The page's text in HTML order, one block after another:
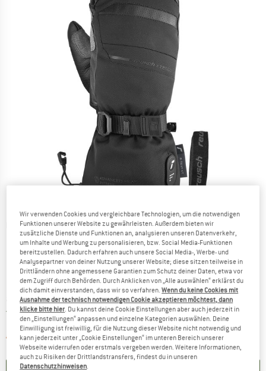
Detailansichten
Preis:CHF294.95 inkl. MwSt., zollfreie Lieferung
Versandkostenfrei(CH)Schweiz. Informationen zu den
Artikel zur Zeit leider ausverkauftDer Link öffnet sich in einer Infobox
Wir verwenden Cookies und vergleichbare Technologien, um die notwendigen
Funktionen unserer Website zu gewährleisten. Außerdem bieten wir
zusätzliche Dienste und Funktionen an, analysieren unseren Datenverkehr,
um Inhalte und Werbung zu personalisieren, bzw. Social Media-Funktionen
bereitzustellen. Dadurch erfahren auch unsere Social Media-, Werbe- und
Analysepartner von deiner Nutzung unserer Website; diese sitzen teilweise in
Drittländern ohne angemessene Garantien zum Schutz deiner Daten, etwa vor
dem Zugriff durch Behörden. Durch Anklicken von „Alle auswählen“ erklärst du
dich damit einverstanden, dass wir so verfahren.Wenn du keine Cookies mit
Ausnahme der technisch notwendigen Cookie akzeptieren möchtest, dann
klicke bitte hier. Du kannst deine Cookie Einstellungen aber auch jederzeit in
den „Einstellungen“ anpassen und einzelne Kategorien auswählen. Deine
Einwilligung ist freiwillig, für die Nutzung dieser Website nicht notwendig und
kann jederzeit unter „Cookie Einstellungen“ im unteren Bereich unserer
Webseite widerrufen oder erstmals vergeben werden. Weitere Informationen,
auch zu Risiken der Drittlandstransfers, findest du in unseren
Datenschutzhinweisen.